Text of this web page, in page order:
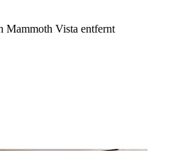
Mammoth Vista entfernt